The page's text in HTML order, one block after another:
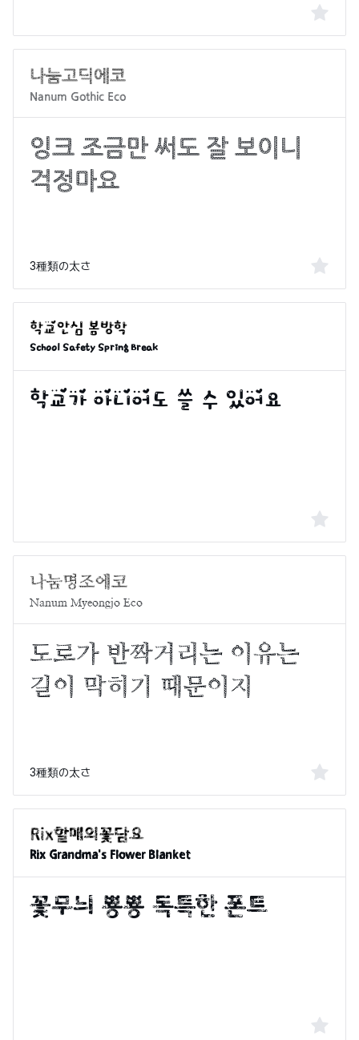
Nanum Gothic Eco
3種類の太さ
School Safety Spring Break
Nanum Myeongjo Eco
3種類の太さ
Rix Grandma's Flower Blanket